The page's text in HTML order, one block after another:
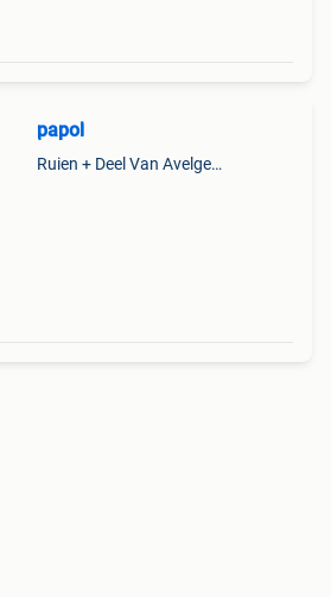
papol
Ruien + Deel Van Avelgem En Waarmaarde